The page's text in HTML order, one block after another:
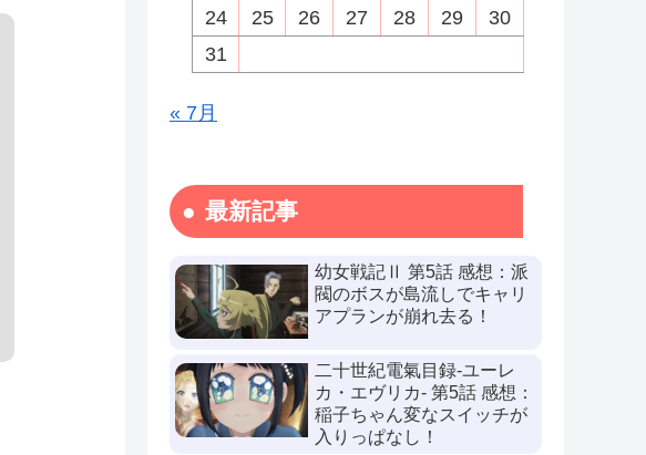
24
25 26 27 28 29
30
31
« 7月
最新記事
幼女戦記Ⅱ 第5話 感想：派
閥のボスが島流しでキャリ
アプランが崩れ去る！
二十世紀電氣目録-ユーレ
カ・エヴリカ- 第5話 感想：
稲子ちゃん変なスイッチが
入りっぱなし！